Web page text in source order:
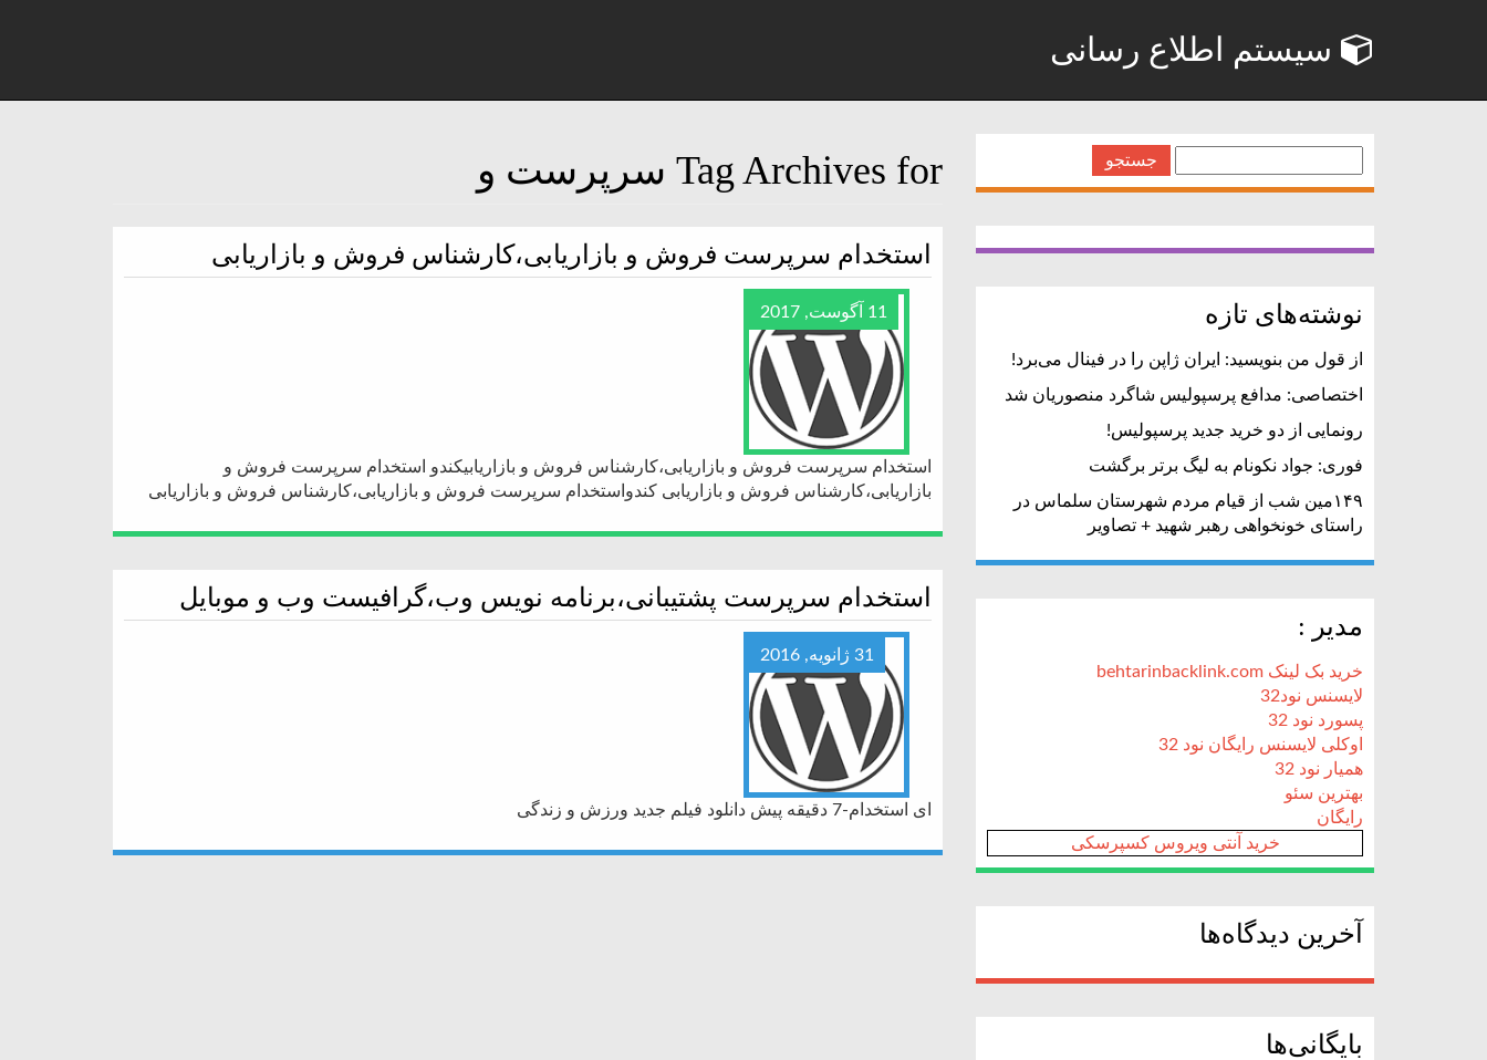
سیستم اطلاع رسانی
Tag Archives for سرپرست و
استخدام سرپرست فروش و بازاریابی،کارشناس فروش و بازاریابی
11 آگوست, 2017
استخدام سرپرست فروش و بازاریابی،کارشناس فروش و بازاریابیکندو استخدام سرپرست فروش و
بازاریابی،کارشناس فروش و بازاریابی کندواستخدام سرپرست فروش و بازاریابی،کارشناس فروش و بازاریابی
استخدام سرپرست پشتیبانی،برنامه نویس وب،گرافیست وب و موبایل
31 ژانویه, 2016
ای استخدام-7 دقیقه پیش دانلود فیلم جدید ورزش و زندگی
نوشته‌های تازه
از قول من بنویسید: ایران ژاپن را در فینال می‌برد!
اختصاصی: مدافع پرسپولیس شاگرد منصوریان شد
رونمایی از دو خرید جدید پرسپولیس!
فوری: جواد نکونام به لیگ برتر برگشت
۱۴۹مین شب از قیام مردم شهرستان سلماس در
راستای خونخواهی رهبر شهید + تصاویر
مدیر :
خرید بک لینک behtarinbacklink.com
لایسنس نود32
پسورد نود 32
اوکلی لایسنس رایگان نود 32
همیار نود 32
بهترین سئو
رایگان
خرید آنتی ویروس کسپرسکی
آخرین دیدگاه‌ها
بایگانی‌ها